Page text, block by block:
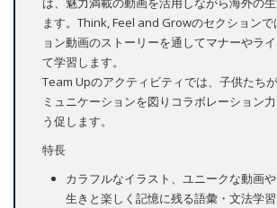
ます。Think, Feel and Growのセクションで
ョン動画のストーリーを通してマナーやラ
て学習します。
Team Upのアクティビティでは、子供たち
ミュニケーションを図りコラボレーション
う促します。
特長
カラフルなイラスト、ユニークな動画
生きと楽しく記憶に残る語彙・文法学習